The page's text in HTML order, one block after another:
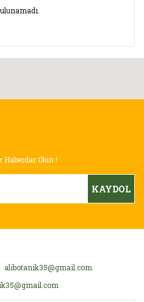
Haberdar Olun !
KAYDOL
alibotanik35@gmail.com